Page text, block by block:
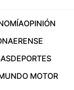
OPINIÓN
DEPORTES
MOTOR